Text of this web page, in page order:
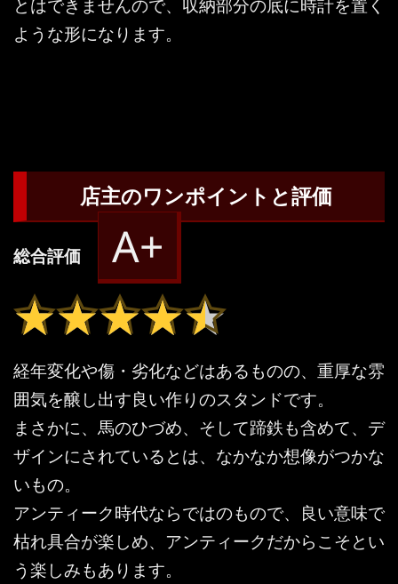
ような形になります。
店主のワンポイントと評価
総合評価 A+
★★★★★
★★★★★
経年変化や傷・劣化などはあるものの、重厚な雰
囲気を醸し出す良い作りのスタンドです。
まさかに、馬のひづめ、そして蹄鉄も含めて、デ
ザインにされているとは、なかなか想像がつかな
いもの。
アンティーク時代ならではのもので、良い意味で
枯れ具合が楽しめ、アンティークだからこそとい
う楽しみもあります。